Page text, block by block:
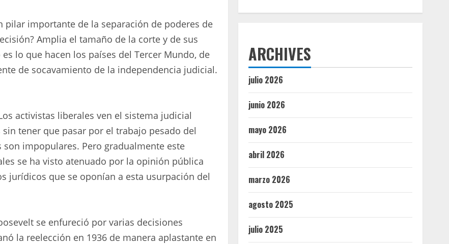
pilar importante de la separación de poderes de
Amplia el tamaño de la corte y de sus
lo que hacen los países del Tercer Mundo, de
de socavamiento de la independencia judicial.
activistas liberales ven el sistema judicial
tener que pasar por el trabajo pesado del
son impopulares. Pero gradualmente este
se ha visto atenuado por la opinión pública
jurídicos que se oponían a esta usurpación del
se enfureció por varias decisiones
la reelección en 1936 de manera aplastante en
ARCHIVES
julio 2026
junio 2026
mayo 2026
abril 2026
marzo 2026
agosto 2025
julio 2025